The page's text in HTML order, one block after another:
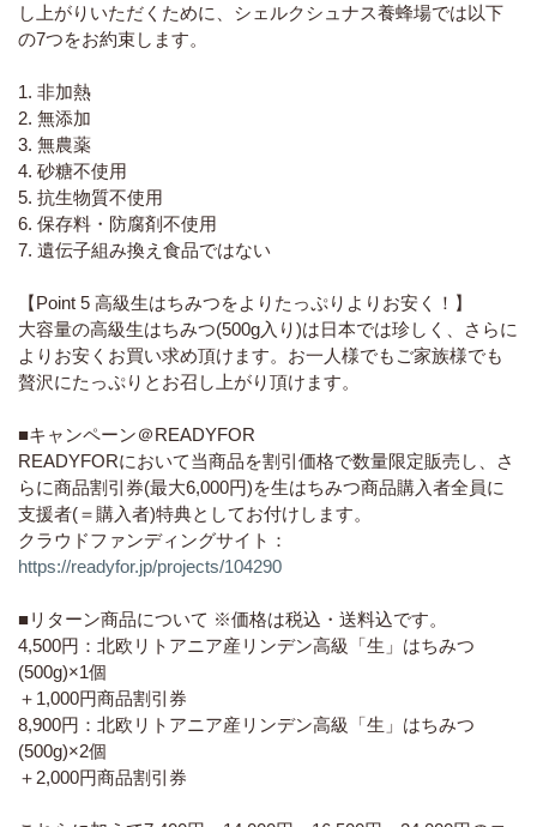
し上がりいただくために、シェルクシュナス養蜂場では以下
の7つをお約束します。
1. 非加熱
2. 無添加
3. 無農薬
4. 砂糖不使用
5. 抗生物質不使用
6. 保存料・防腐剤不使用
7. 遺伝子組み換え食品ではない
【Point 5 高級生はちみつをよりたっぷりよりお安く！】
大容量の高級生はちみつ(500g入り)は日本では珍しく、さらに
よりお安くお買い求め頂けます。お一人様でもご家族様でも
贅沢にたっぷりとお召し上がり頂けます。
■キャンペーン＠READYFOR
READYFORにおいて当商品を割引価格で数量限定販売し、さ
らに商品割引券(最大6,000円)を生はちみつ商品購入者全員に
支援者(＝購入者)特典としてお付けします。
クラウドファンディングサイト：
https://readyfor.jp/projects/104290
■リターン商品について ※価格は税込・送料込です。
4,500円：北欧リトアニア産リンデン高級「生」はちみつ
(500g)×1個
＋1,000円商品割引券
8,900円：北欧リトアニア産リンデン高級「生」はちみつ
(500g)×2個
＋2,000円商品割引券